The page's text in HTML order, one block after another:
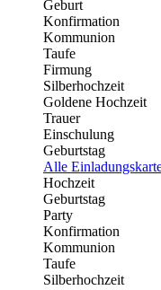
Geburt
Konfirmation
Kommunion
Taufe
Firmung
Silberhochzeit
Goldene Hochzeit
Trauer
Einschulung
Geburtstag
Alle
Hochzeit
Geburtstag
Party
Konfirmation
Kommunion
Taufe
Silberhochzeit